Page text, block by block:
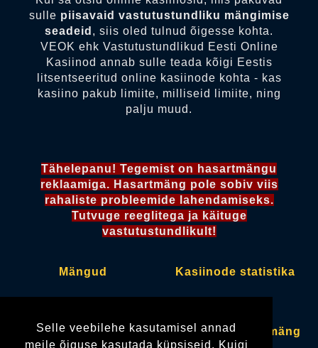
Selle veebilehe kasutamisel annad
meile õiguse kasutada küpsiseid. Kuigi
sulle piisavaid vastutustundliku mängimise
seadeid , siis oled tulnud õigesse kohta.
VEOK ehk Vastutustundlikud Eesti Online
Kasiinod annab sulle teada kõigi Eestis
litsentseeritud online kasiinode kohta - kas
kasiino pakub limiite, milliseid limiite, ning
palju muud.
Tähelepanu! Tegemist on hasartmängu
reklaamiga. Hasartmäng pole sobiv viis
rahaliste probleemide lahendamiseks.
Tutvuge reeglitega ja käituge
vastutustundlikult!
Mängud Kasiinode statistika
Boonused Vastutustundlik mäng